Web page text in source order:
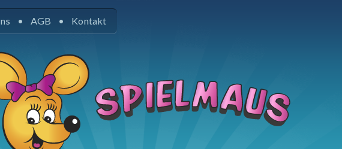
AGB Kontakt